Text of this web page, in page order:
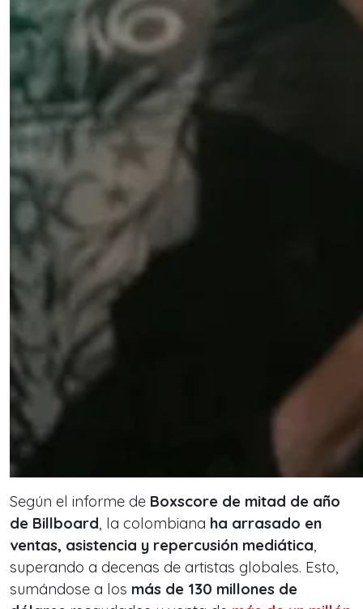
Según el informe de Boxscore de mitad de año
de Billboard, la colombiana ha arrasado en
ventas, asistencia y repercusión mediática,
superando a decenas de artistas globales. Esto,
sumándose a los más de 130 millones de